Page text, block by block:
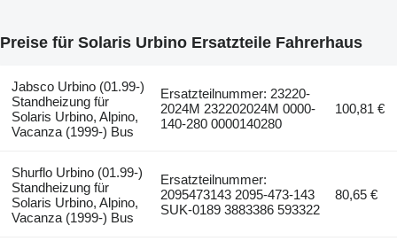
Preise für Solaris Urbino Ersatzteile Fahrerhaus
Jabsco Urbino (01.99-)
Standheizung für
Solaris Urbino, Alpino,
Vacanza (1999-) Bus
Ersatzteilnummer: 23220-
2024M 232202024M 0000-
140-280 0000140280
100,81 €
Shurflo Urbino (01.99-)
Standheizung für
Solaris Urbino, Alpino,
Vacanza (1999-) Bus
Ersatzteilnummer:
2095473143 2095-473-143
SUK-0189 3883386 593322
80,65 €